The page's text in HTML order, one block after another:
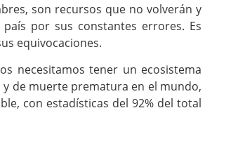
son recursos que no volverán y
por sus constantes errores. Es
equivocaciones.
necesitamos tener un ecosistema
de muerte prematura en el mundo,
con estadísticas del 92% del total